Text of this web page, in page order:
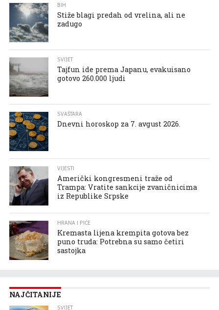
BIH
Stiže blagi predah od vrelina, ali ne
zadugo
SVIJET
Tajfun ide prema Japanu, evakuisano
gotovo 260.000 ljudi
SVAŠTARA
Dnevni horoskop za 7. avgust 2026.
VIJESTI
Američki kongresmeni traže od
Trampa: Vratite sankcije zvaničnicima
iz Republike Srpske
HRANA I PIĆE
Kremasta lijena krempita gotova bez
puno truda: Potrebna su samo četiri
sastojka
NAJČITANIJE
SVIJET